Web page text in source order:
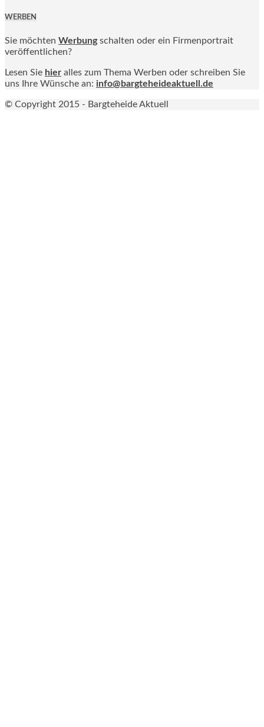
WERBEN
Sie möchten Werbung schalten oder ein Firmenportrait
veröffentlichen?
Lesen Sie hier alles zum Thema Werben oder schreiben Sie
uns Ihre Wünsche an: info@bargteheideaktuell.de
© Copyright 2015 - Bargteheide Aktuell